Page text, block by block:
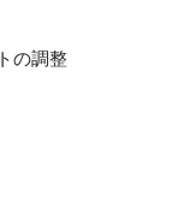
の調整